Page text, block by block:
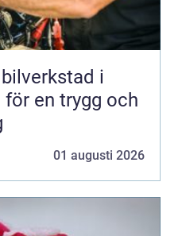
i
för en trygg och
01 augusti 2026